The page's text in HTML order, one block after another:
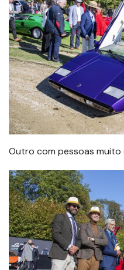
Outro com pessoas muito